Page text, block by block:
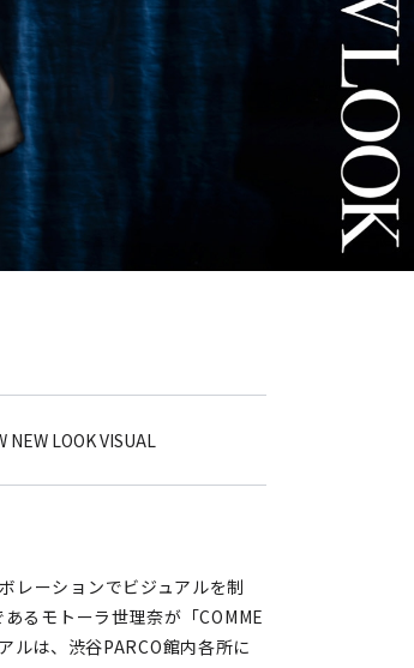
LOOK VISUAL
レーションでビジュアルを制
るモトーラ世理奈が「COMME
ルは、渋谷PARCO館内各所に